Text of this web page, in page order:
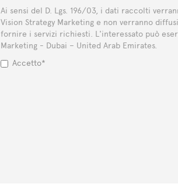
Ai sensi del D. Lgs. 196/03, i dati raccolti
Vision Strategy Marketing e non verranno
fornire i servizi richiesti. L'interessato può
Marketing - Dubai – United Arab Emirates.
Accetto*